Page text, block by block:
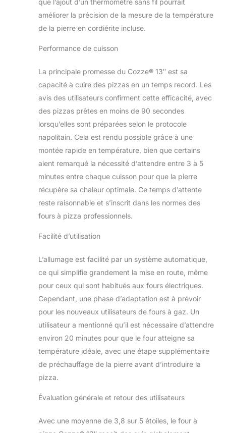
automatique et
contrôle précis –
Allumez votre four
au thermomètre
intégré. Compact et
pratique – Format
29,5 cm), idéal pour
une utilisation en
extérieur, sur une
terrasse ou un
balcon.
améliorer la précision de la mesure de la température
de la pierre en cordiérite incluse.
Performance de cuisson
La principale promesse du Cozze® 13″ est sa
capacité à cuire des pizzas en un temps record. Les
avis des utilisateurs confirment cette efficacité, avec
des pizzas prêtes en moins de 90 secondes
lorsqu’elles sont préparées selon le protocole
napolitain. Cela est rendu possible grâce à une
montée rapide en température, bien que certains
aient remarqué la nécessité d’attendre entre 3 à 5
minutes entre chaque cuisson pour que la pierre
récupère sa chaleur optimale. Ce temps d’attente
reste raisonnable et s’inscrit dans les normes des
fours à pizza professionnels.
Facilité d’utilisation
L’allumage est facilité par un système automatique,
ce qui simplifie grandement la mise en route, même
pour ceux qui sont habitués aux fours électriques.
Cependant, une phase d’adaptation est à prévoir
pour les nouveaux utilisateurs de fours à gaz. Un
utilisateur a mentionné qu’il est nécessaire d’attendre
environ 20 minutes pour que le four atteigne sa
température idéale, avec une étape supplémentaire
de préchauffage de la pierre avant d’introduire la
pizza.
Évaluation générale et retour des utilisateurs
Avec une moyenne de 3,8 sur 5 étoiles, le four à